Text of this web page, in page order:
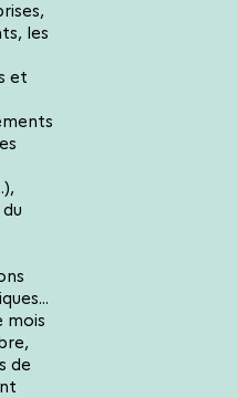
les
et
mois
de